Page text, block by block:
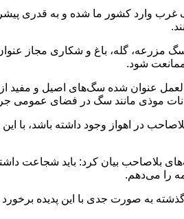
وارد کشور ما شده و به قدری
مزرعه، گله، باغ و شکاری مجاز
ممانعت شود.
عنوان شده سگ‌های اصیل و
موذی مانند سگ در فضای عمومی
بلاصاحب بیان کرد: باید شجاعت
را می‌دهم.
به صورت جدی با این پدیده برخورد